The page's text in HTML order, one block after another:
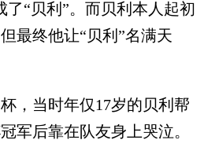
了“贝利”。而贝利本人起初
最终他让“贝利”名满天
当时年仅17岁的贝利帮
军后靠在队友身上哭泣。